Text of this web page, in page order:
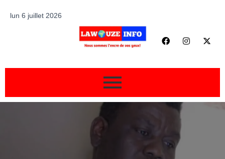
lun 6 juillet 2026